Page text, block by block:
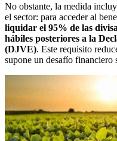
No obstante, la medida
el sector: para acceder al
liquidar el 95% de las
hábiles posteriores a la
(DJVE). Este requisito
supone un desafío financiero